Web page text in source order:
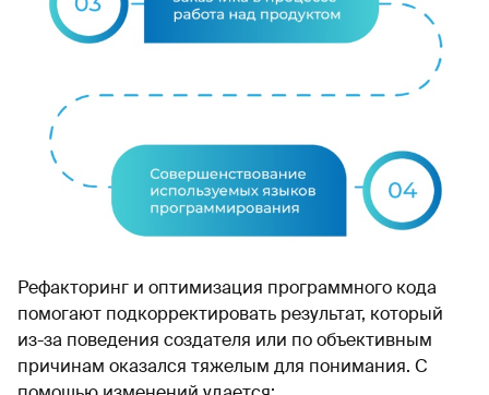
Рефакторинг и оптимизация программного кода
помогают подкорректировать результат, который
из-за поведения создателя или по объективным
причинам оказался тяжелым для понимания. С